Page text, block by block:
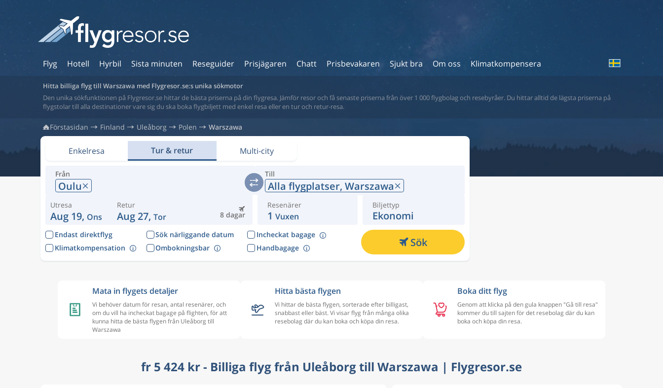
Flyg Hotell Hyrbil Sista minuten Reseguider Prisjägaren Chatt Prisbevakaren Sjukt bra Om oss Klimatkompensera
Hitta billiga flyg till Warszawa med Flygresor.se:s unika sökmotor
Den unika sökfunktionen på Flygresor.se hittar de bästa priserna på din flygresa. Jämför resor och få senaste priserna från över 1 000 flygbolag och resebyråer. Du hittar alltid de lägsta priserna på
flygstolar till alla destinationer vare sig du ska boka flygbiljett med enkel resa eller en tur och retur-resa.
Förstasidan Finland Uleåborg Polen Warszawa
Enkelresa Tur & retur Multi-city
Från
Oulu
Till
Alla flygplatser, Warszawa
Utresa
Aug 19, Ons 8 dagar
Retur
Aug 27, Tor
Resenärer
1 Vuxen
Biljettyp
Ekonomi
Endast direktflyg Sök närliggande datum
Incheckat bagage
Klimatkompensation
Ombokningsbar Handbagage Sök
Mata in flygets detaljer
Vi behöver datum för resan, antal resenärer, och
om du vill ha incheckat bagage på flighten, för att
kunna hitta de bästa flygen från Uleåborg till
Warszawa
Hitta bästa flygen
Vi hittar de bästa flygen, sorterade efter billigast,
snabbast eller bäst. Vi visar flyg från många olika
resebolag där du kan boka och köpa din resa.
Boka ditt flyg
Genom att klicka på den gula knappen "Gå till resa"
kommer du till sajten för det resebolag där du kan
boka och köpa din resa.
fr 5 424 kr - Billiga flyg från Uleåborg till Warszawa | Flygresor.se